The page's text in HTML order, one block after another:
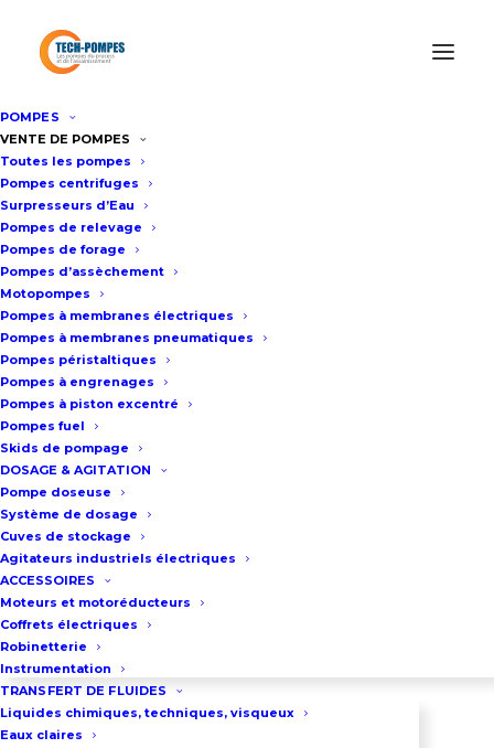
POMPES
VENTE DE POMPES
Toutes les pompes
Pompes centrifuges
Surpresseurs d’Eau
Pompes de relevage
Pompes de forage
Pompes d’assèchement
Motopompes
Pompes à membranes électriques
Pompes à membranes pneumatiques
Pompes péristaltiques
Pompes à engrenages
Pompes à piston excentré
Pompes fuel
Skids de pompage
DOSAGE & AGITATION
Pompe doseuse
Système de dosage
Cuves de stockage
Agitateurs industriels électriques
ACCESSOIRES
Moteurs et motoréducteurs
Coffrets électriques
Robinetterie
Instrumentation
TRANSFERT DE FLUIDES
Liquides chimiques, techniques, visqueux
Eaux claires
Accueil /Pompes d’Assèchement
15m3/h WEDA D04N
Pompe d’assèchement 15m3/h
WEDA D04N
Fiche technique
Pression de refoulement maxi : 11.3
m
Débit maxi : 15 m3/h
Puissance : 0,4 Kw
Raccordement : 2″
Diamètre de passage : 7,5 mm
Poids : 9kg
Alimentation : 230 V monophasé